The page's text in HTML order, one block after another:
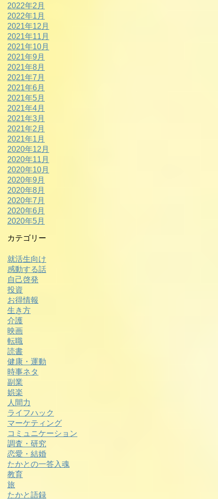
2022年2月
2022年1月
2021年12月
2021年11月
2021年10月
2021年9月
2021年8月
2021年7月
2021年6月
2021年5月
2021年4月
2021年3月
2021年2月
2021年1月
2020年12月
2020年11月
2020年10月
2020年9月
2020年8月
2020年7月
2020年6月
2020年5月
カテゴリー
就活生向け
感動する話
自己啓発
投資
お得情報
生き方
介護
映画
転職
読書
健康・運動
時事ネタ
副業
娯楽
人間力
ライフハック
マーケティング
コミュニケーション
調査・研究
恋愛・結婚
たかとの一答入魂
教育
旅
たかと語録